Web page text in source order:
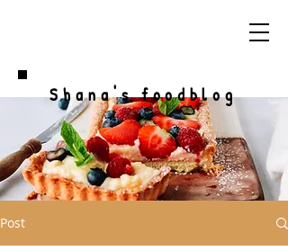
Shana's foodblog
Post